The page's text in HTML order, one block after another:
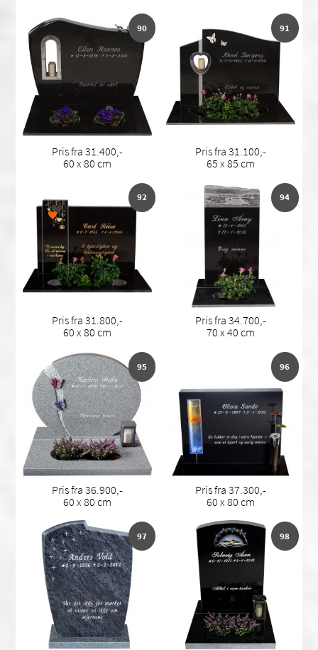
90
Pris fra 31.400,-
60 x 80 cm
91
Pris fra 31.100,-
65 x 85 cm
92
Pris fra 31.800,-
60 x 80 cm
94
Pris fra 34.700,-
70 x 40 cm
95
Pris fra 36.900,-
60 x 80 cm
96
Pris fra 37.300,-
60 x 80 cm
97 98